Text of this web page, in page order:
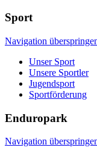
Sport
Navigation
Unser Sport
Unsere Sportler
Jugendsport
Sportförderung
Enduropark
Navigation